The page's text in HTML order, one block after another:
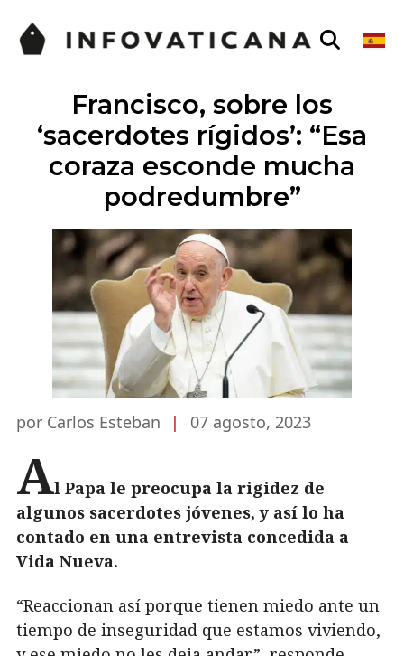
Francisco, sobre los
‘sacerdotes rígidos’: “Esa
coraza esconde mucha
podredumbre”
por Carlos Esteban | 07 agosto, 2023
Al Papa le preocupa la rigidez de
algunos sacerdotes jóvenes, y así lo ha
contado en una entrevista concedida a
Vida Nueva.
“Reaccionan así porque tienen miedo ante un
tiempo de inseguridad que estamos viviendo,